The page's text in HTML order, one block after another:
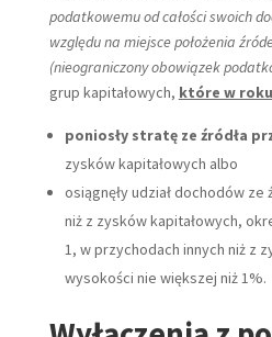
podatkowemu od całości swoich
względu na miejsce położenia
(nieograniczony obowiązek
grup kapitałowych, które w
poniosły stratę ze źródła
zysków kapitałowych albo
osiągnęły udział dochodów
niż z zysków kapitałowych,
1, w przychodach innych niż z
wysokości nie większej niż 1%.